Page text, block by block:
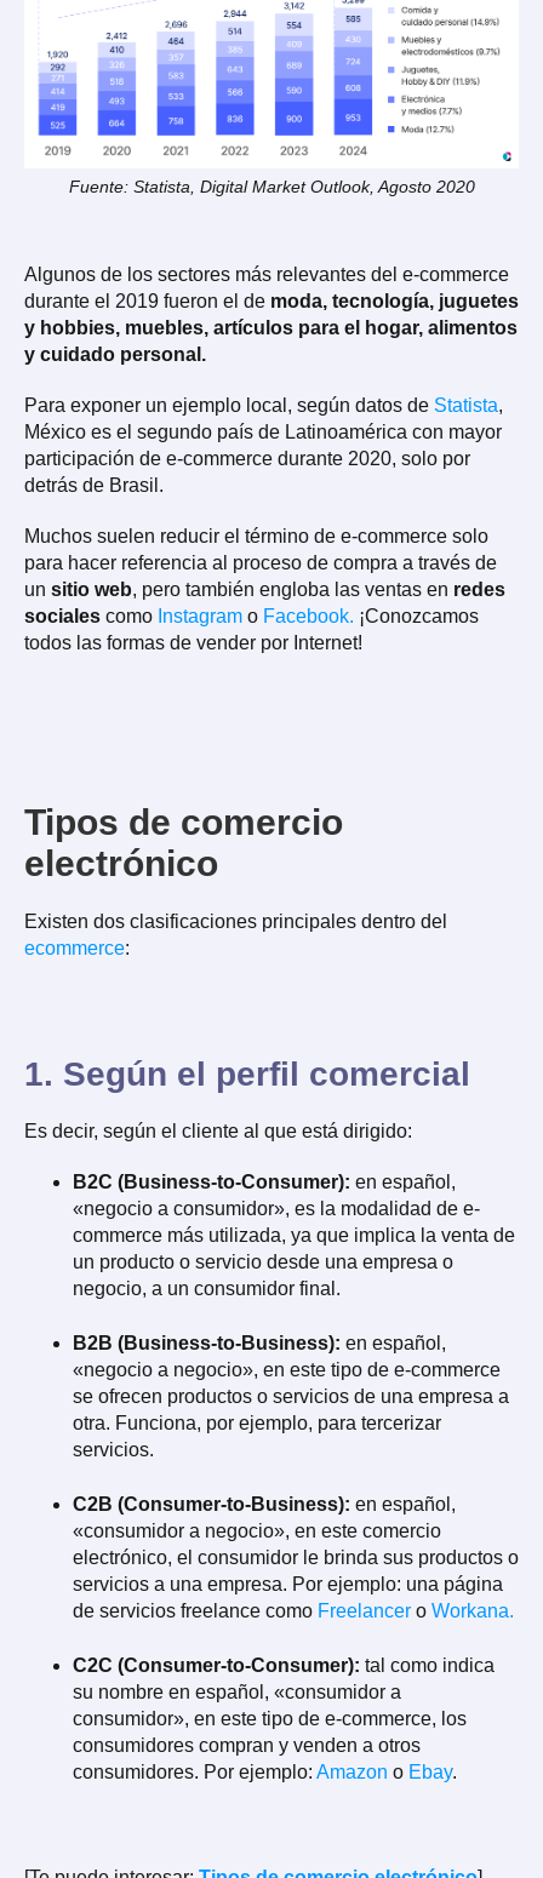
Fuente: Statista, Digital Market Outlook, Agosto 2020
Algunos de los sectores más relevantes del e-commerce
durante el 2019 fueron el de moda, tecnología, juguetes
y hobbies, muebles, artículos para el hogar, alimentos
y cuidado personal.
Para exponer un ejemplo local, según datos de Statista,
México es el segundo país de Latinoamérica con mayor
participación de e-commerce durante 2020, solo por
detrás de Brasil.
Muchos suelen reducir el término de e-commerce solo
para hacer referencia al proceso de compra a través de
un sitio web, pero también engloba las ventas en redes
sociales como Instagram o Facebook. ¡Conozcamos
todos las formas de vender por Internet!
Tipos de comercio
electrónico
Existen dos clasificaciones principales dentro del
ecommerce:
1. Según el perfil comercial
Es decir, según el cliente al que está dirigido:
B2C (Business-to-Consumer): en español,
«negocio a consumidor», es la modalidad de e-
commerce más utilizada, ya que implica la venta de
un producto o servicio desde una empresa o
negocio, a un consumidor final.
B2B (Business-to-Business): en español,
«negocio a negocio», en este tipo de e-commerce
se ofrecen productos o servicios de una empresa a
otra. Funciona, por ejemplo, para tercerizar
servicios.
C2B (Consumer-to-Business): en español,
«consumidor a negocio», en este comercio
electrónico, el consumidor le brinda sus productos o
servicios a una empresa. Por ejemplo: una página
de servicios freelance como Freelancer o Workana.
C2C (Consumer-to-Consumer): tal como indica
su nombre en español, «consumidor a
consumidor», en este tipo de e-commerce, los
consumidores compran y venden a otros
consumidores. Por ejemplo: Amazon o Ebay.